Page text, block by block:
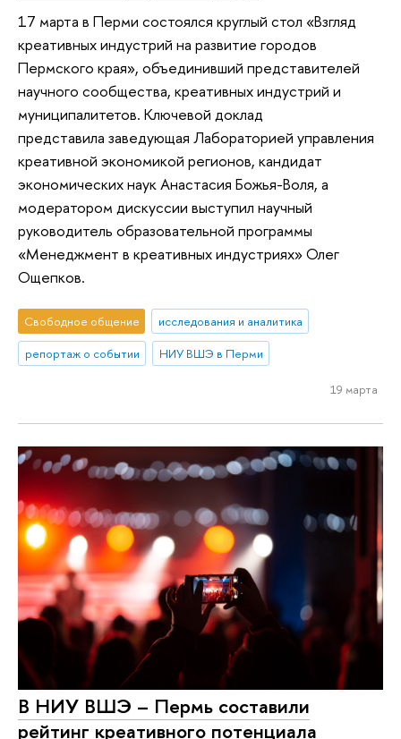
17 марта в Перми состоялся круглый стол «Взгляд
креативных индустрий на развитие городов
Пермского края», объединивший представителей
научного сообщества, креативных индустрий и
муниципалитетов. Ключевой доклад
представила заведующая Лабораторией управления
креативной экономикой регионов, кандидат
экономических наук Анастасия Божья-Воля, а
модератором дискуссии выступил научный
руководитель образовательной программы
«Менеджмент в креативных индустриях» Олег
Ощепков.
Свободное общение
исследования и аналитика
репортаж о событии
НИУ ВШЭ в Перми
19 марта
В НИУ ВШЭ – Пермь составили
рейтинг креативного потенциала